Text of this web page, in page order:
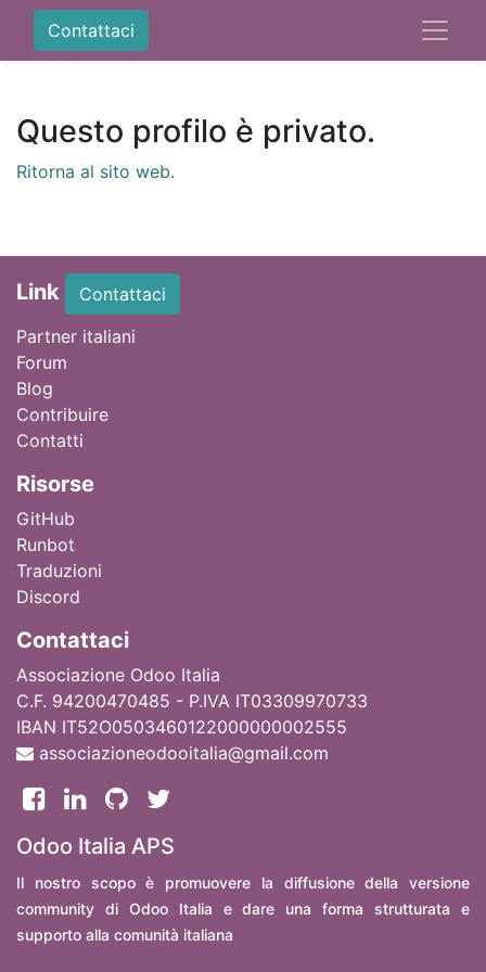
Contattaci
Questo profilo è privato.
Ritorna al sito web.
Link
Contattaci
Partner italiani
Forum
Blog
Contribuire
Contatti
Risorse
GitHub
Runbot
Traduzioni
Discord
Contattaci
Associazione Odoo Italia
C.F. 94200470485 - P.IVA IT03309970733
IBAN IT52O0503460122000000002555
associazioneodooitalia@gmail.com
Odoo Italia APS
Il nostro scopo è promuovere la diffusione della versione
community di Odoo Italia e dare una forma strutturata e
supporto alla comunità italiana